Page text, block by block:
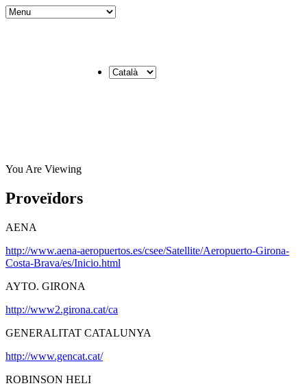
You Are Viewing
Proveïdors
AENA
http://www.aena-aeropuertos.es/csee/Satellite/Aeropuerto-Girona-
Costa-Brava/es/Inicio.html
AYTO. GIRONA
http://www2.girona.cat/ca
GENERALITAT CATALUNYA
http://www.gencat.cat/
ROBINSON HELI